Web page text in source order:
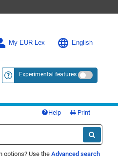
My EUR-Lex English
<a href="https://eur-lex.europa.eu/
Experimental features
Help Print
options? Use the Advanced search